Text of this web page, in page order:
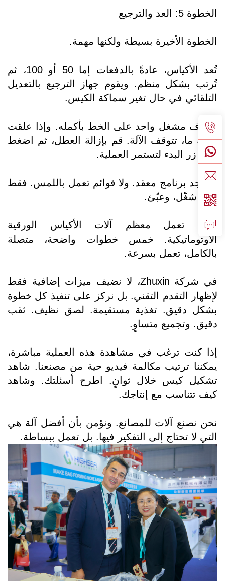
الخطوة 5: العد والترجيع
الخطوة الأخيرة بسيطة ولكنها مهمة.
تُعد الأكياس، عادةً بالدفعات إما 50 أو 100، ثم
تُرتب بشكل منظم. ويقوم جهاز الترجيع بالتعديل
التلقائي في حال تغير سماكة الكيس.
يشرف مشغل واحد على الخط بأكمله. وإذا علقت
ورقة ما، تتوقف الآلة. قم بإزالة العطل، ثم اضغط
على زر البدء لتستمر العملية.
لا يوجد برنامج معقد. ولا قوائم تعمل باللمس. فقط
ابدأ، شغّل، وعبّئ.
هكذا تعمل معظم آلات الأكياس الورقية
الأوتوماتيكية. خمس خطوات واضحة، متصلة
بالكامل، تعمل بسرعة.
في شركة Zhuxin، لا نضيف ميزات إضافية فقط
لإظهار التقدم التقني. بل نركز على تنفيذ كل خطوة
بشكل دقيق. تغذية مستقيمة. لصق نظيف. ثقب
دقيق. وتجميع متساوٍ.
إذا كنت ترغب في مشاهدة هذه العملية مباشرة،
يمكننا ترتيب مكالمة فيديو حية من مصنعنا. شاهد
تشكيل كيس خلال ثوانٍ. اطرح أسئلتك. وشاهد
كيف تتناسب مع إنتاجك.
نحن نصنع آلات للمصانع. ونؤمن بأن أفضل آلة هي
التي لا تحتاج إلى التفكير فيها. بل تعمل ببساطة.